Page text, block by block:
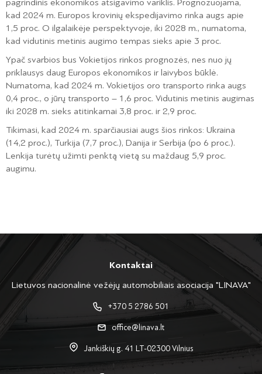
pagrindinis ekonomikos atsigavimo variklis. Prognozuojama,
kad 2024 m. Europos krovinių ekspedijavimo rinka augs apie
1,5 proc. O ilgalaikėje perspektyvoje, iki 2028 m., numatoma,
kad vidutinis metinis augimo tempas sieks apie 3 proc.
Ypač svarbios bus Vokietijos rinkos prognozės, nes nuo jų
priklausys daug Europos ekonomikos ir laivybos būklė.
Numatoma, kad 2024 m. Vokietijos oro transporto rinka augs
0,4 proc., o jūrų transporto – 1,6 proc. Vidutinis metinis augimas
iki 2028 m. sieks atitinkamai 3,8 proc. ir 2,9 proc.
Tikimasi, kad 2024 m. sparčiausiai augs šios rinkos: Ukraina
(14,2 proc.), Turkija (7,7 proc.), Danija ir Serbija (po 6 proc.).
Lenkija turėtų užimti penktą vietą su maždaug 5,9 proc.
augimu.
Kontaktai
Lietuvos nacionalinė vežėjų automobiliais asociacija "LINAVA"
+370 5 2786 501
office@linava.lt
Jankiškių g. 41 LT-02300 Vilnius